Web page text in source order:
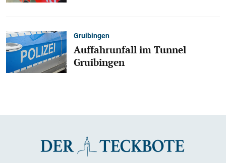
Gruibingen
Auffahrunfall im Tunnel
Gruibingen